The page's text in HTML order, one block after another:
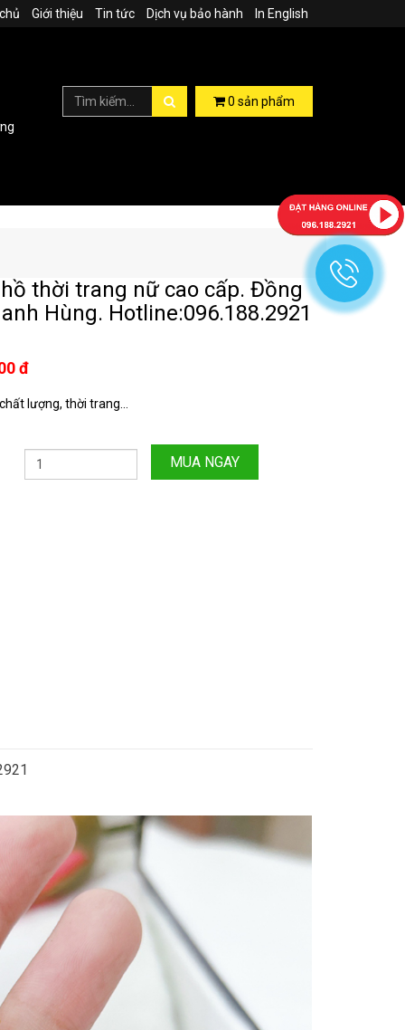
Giới thiệu Tin tức Dịch vụ bảo hành In English
0 sản phẩm
thời trang nữ cao cấp. Đồng
Hùng. Hotline:096.188.2921
đ
lượng, thời trang...
MUA NGAY